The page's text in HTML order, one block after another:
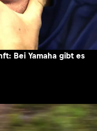
Bei Yamaha gibt es